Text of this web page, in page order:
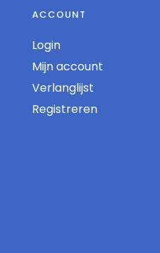
ACCOUNT
Login
Mijn account
Verlanglijst
Registreren